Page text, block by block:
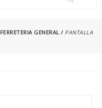
FERRETERIA GENERAL / PANTALLA